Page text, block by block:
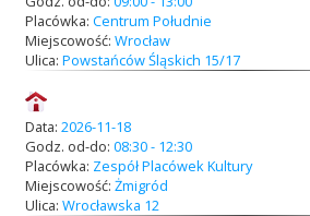
Placówka: Centrum Południe
Miejscowość: Wrocław
Ulica: Powstańców Śląskich 15/17
Data: 2026-11-18
Godz. od-do: 08:30 - 12:30
Placówka: Zespół Placówek Kultury
Miejscowość: Żmigród
Ulica: Wrocławska 12